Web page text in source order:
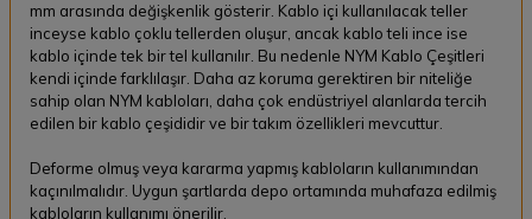
mm arasında değişkenlik gösterir. Kablo içi kullanılacak teller
inceyse kablo çoklu tellerden oluşur, ancak kablo teli ince ise
kablo içinde tek bir tel kullanılır. Bu nedenle NYM Kablo Çeşitleri
kendi içinde farklılaşır. Daha az koruma gerektiren bir niteliğe
sahip olan NYM kabloları, daha çok endüstriyel alanlarda tercih
edilen bir kablo çeşididir ve bir takım özellikleri mevcuttur.
Deforme olmuş veya kararma yapmış kabloların kullanımından
kaçınılmalıdır. Uygun şartlarda depo ortamında muhafaza edilmiş
kabloların kullanımı önerilir.